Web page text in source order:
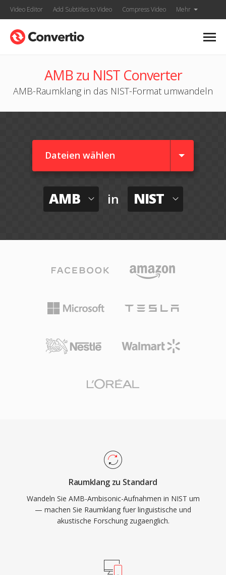
Video Editor Add Subtitles to Video Compress Video Mehr
AMB zu NIST Converter
AMB-Raumklang in das NIST-Format umwandeln
Dateien wählen
AMB in NIST
Raumklang zu Standard
Wandeln Sie AMB-Ambisonic-Aufnahmen in NIST um
— machen Sie Raumklang fuer linguistische und
akustische Forschung zugaenglich.